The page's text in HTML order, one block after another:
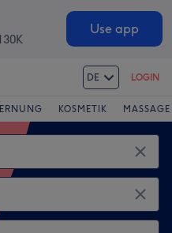
Use app
DE LOGIN
KOSMETIK MASSAGE